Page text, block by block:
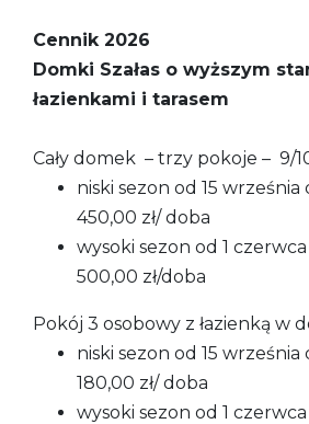
Cennik 2026
Domki Szałas o wyższym
łazienkami i tarasem
Cały domek – trzy pokoje – 9/
niski sezon od 15 września
450,00 zł/ doba
wysoki sezon od 1
500,00 zł/doba
Pokój 3 osobowy z łazienką w
niski sezon od 15 września
180,00 zł/ doba
wysoki sezon od 1